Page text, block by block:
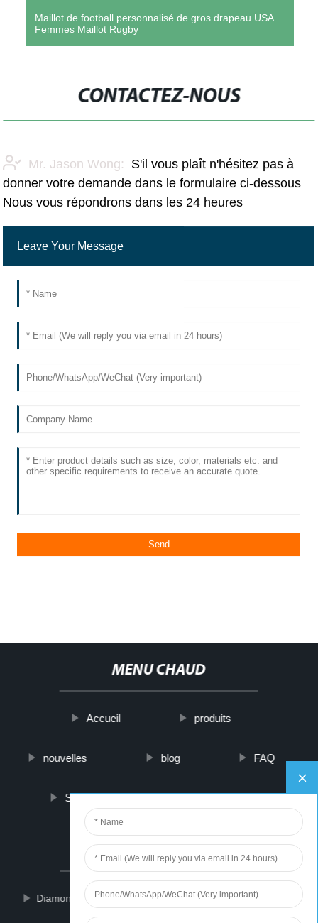
Maillot de football personnalisé de gros drapeau USA
Femmes Maillot Rugby
CONTACTEZ-NOUS
Mr. Jason Wong:
S'il vous plaît n'hésitez pas à
donner votre demande dans le formulaire ci-dessous
Nous vous répondrons dans les 24 heures
MENU CHAUD
Accueil produits
nouvelles blog FAQ
Sur nous contactez-nous
PARTNER COMPANY
Diamond Floor Pads Magnetic Drive Utility Pumps